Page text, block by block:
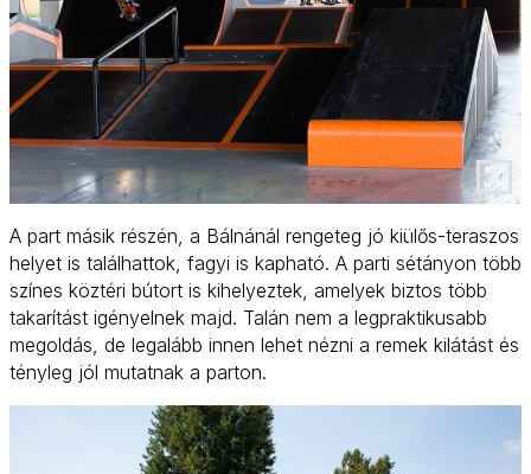
A part másik részén, a Bálnánál rengeteg jó kiülős-teraszos
helyet is találhattok, fagyi is kapható. A parti sétányon több
színes köztéri bútort is kihelyeztek, amelyek biztos több
takarítást igényelnek majd. Talán nem a legpraktikusabb
megoldás, de legalább innen lehet nézni a remek kilátást és
tényleg jól mutatnak a parton.